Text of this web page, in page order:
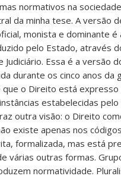
normativos na
da minha tese. A versão
monista e dominante é
pelo Estado, através
Judiciário. Essa é a versão
durante os cinco anos da
o Direito está expresso
estabelecidas pelo
outra visão: o Direito
existe apenas nos
formalizada, mas está
várias outras formas.
normatividade.